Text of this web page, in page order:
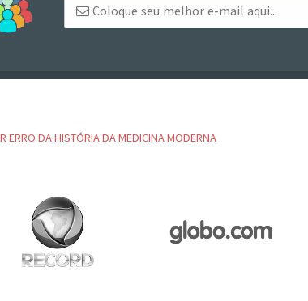
ERRO DA HISTÓRIA DA MEDICINA MODERNA